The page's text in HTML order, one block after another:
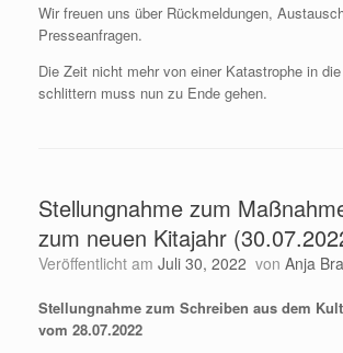
Wir freuen uns über Rückmeldungen,
Presseanfragen.
Die Zeit nicht mehr von einer Katastrophe in
schlittern muss nun zu Ende gehen.
Stellungnahme zum
zum neuen Kitajahr
Veröffentlicht am Juli 30, 2022 von Anja
Stellungnahme zum Schreiben aus dem
vom 28.07.2022